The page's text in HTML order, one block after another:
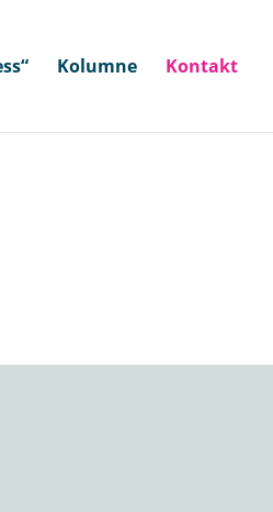
Kolumne Kontakt